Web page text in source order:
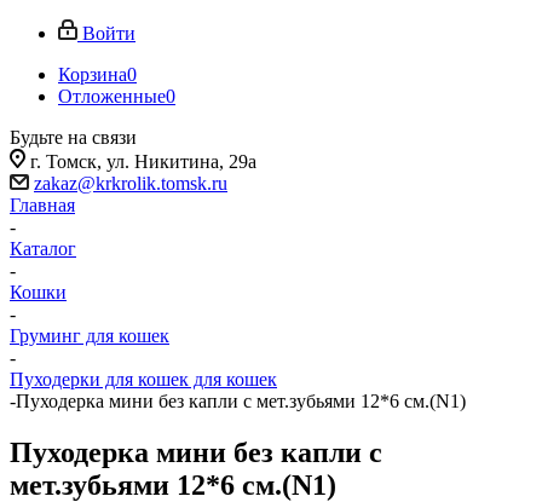
Войти
Корзина0
Отложенные0
Будьте на связи
г. Томск, ​ул. Никитина, 29а
zakaz@krkrolik.tomsk.ru
Главная
-
Каталог
-
Кошки
-
Груминг для кошек
-
Пуходерки для кошек для кошек
-Пуходерка мини без капли с мет.зубьями 12*6 см.(N1)
Пуходерка мини без капли с
мет.зубьями 12*6 см.(N1)